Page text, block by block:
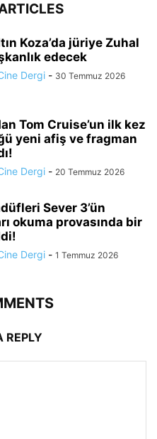
Koza’da jüriye Zuhal
edecek
Dergi - 30 Temmuz 2026
Tom Cruise’un ilk kez
yeni afiş ve fragman
Dergi - 20 Temmuz 2026
Sever 3’ün
okuma provasında bir
Dergi - 1 Temmuz 2026
REPLY